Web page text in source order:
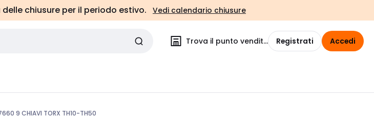
chiusure per il periodo estivo. Vedi calendario chiusure
Trova il punto vendita Registrati Accedi
9 CHIAVI TORX TH10-TH50